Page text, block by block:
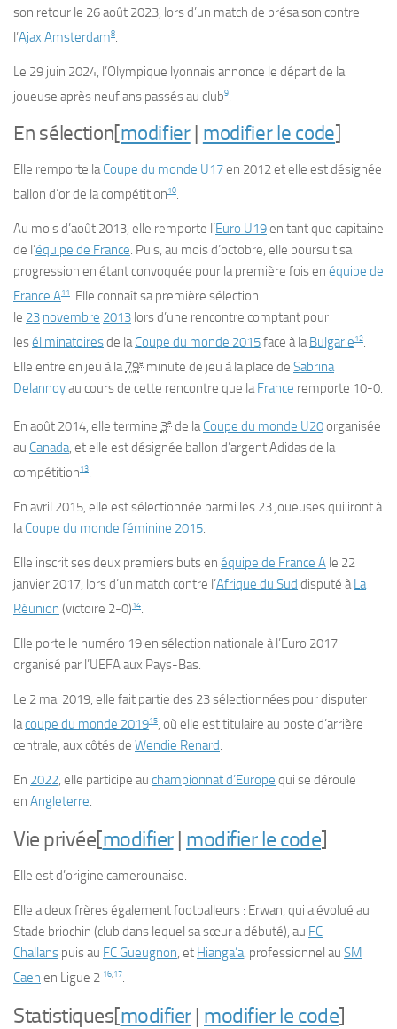
son retour le 26 août 2023, lors d’un match de présaison contre
l’Ajax Amsterdam8.
Le 29 juin 2024, l’Olympique lyonnais annonce le départ de la
joueuse après neuf ans passés au club9.
En sélection[modifier| modifier le code]
Elle remporte laCoupe du monde U17en 2012 et elle est désignée
ballon d’or de la compétition10.
Au mois d’août 2013, elle remporte l’Euro U19en tant que capitaine
de l’équipe de France. Puis, au mois d’octobre, elle poursuit sa
progression en étant convoquée pour la première fois en équipe de
France A11. Elle connaît sa première sélection
le 23 novembre 2013 lors d’une rencontre comptant pour
leséliminatoiresde laCoupe du monde 2015face à laBulgarie12.
Elle entre en jeu à la79e minute de jeu à la place de Sabrina
Delannoyau cours de cette rencontre que laFrance remporte 10-0.
En août 2014, elle termine 3e de laCoupe du monde U20organisée
au Canada, et elle est désignée ballon d’argent Adidas de la
compétition13.
En avril 2015, elle est sélectionnée parmi les 23 joueuses qui iront à
laCoupe du monde féminine 2015.
Elle inscrit ses deux premiers buts en équipe de France A le 22
janvier 2017, lors d’un match contre l’Afrique du Sud disputé àLa
Réunion (victoire 2-0)14.
Elle porte le numéro 19 en sélection nationale à l’Euro 2017
organisé par l’UEFA aux Pays-Bas.
Le 2 mai 2019, elle fait partie des 23 sélectionnées pour disputer
lacoupe du monde 201915, où elle est titulaire au poste d’arrière
centrale, aux côtés de Wendie Renard.
En 2022, elle participe au championnat d’Europe qui se déroule
en Angleterre.
Vie privée[modifier| modifier le code]
Elle est d’origine camerounaise.
Elle a deux frères également footballeurs : Erwan, qui a évolué au
Stade briochin (club dans lequel sa sœur a débuté), au FC
Challans puis au FC Gueugnon, et Hianga’a, professionnel au SM
Caen en Ligue 2 16 17.
Statistiques[modifier| modifier le code]